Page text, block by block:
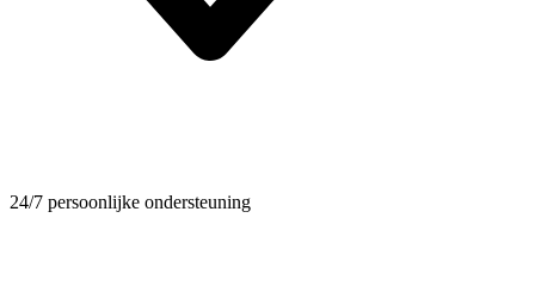
24/7 persoonlijke ondersteuning